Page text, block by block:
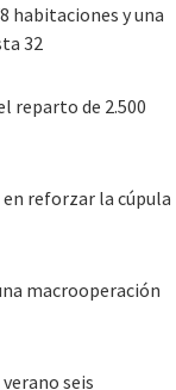
habitaciones y una
32
reparto de 2.500
en reforzar la cúpula
macrooperación
seis